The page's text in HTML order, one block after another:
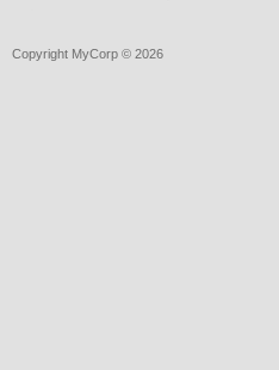
Copyright MyCorp © 2026